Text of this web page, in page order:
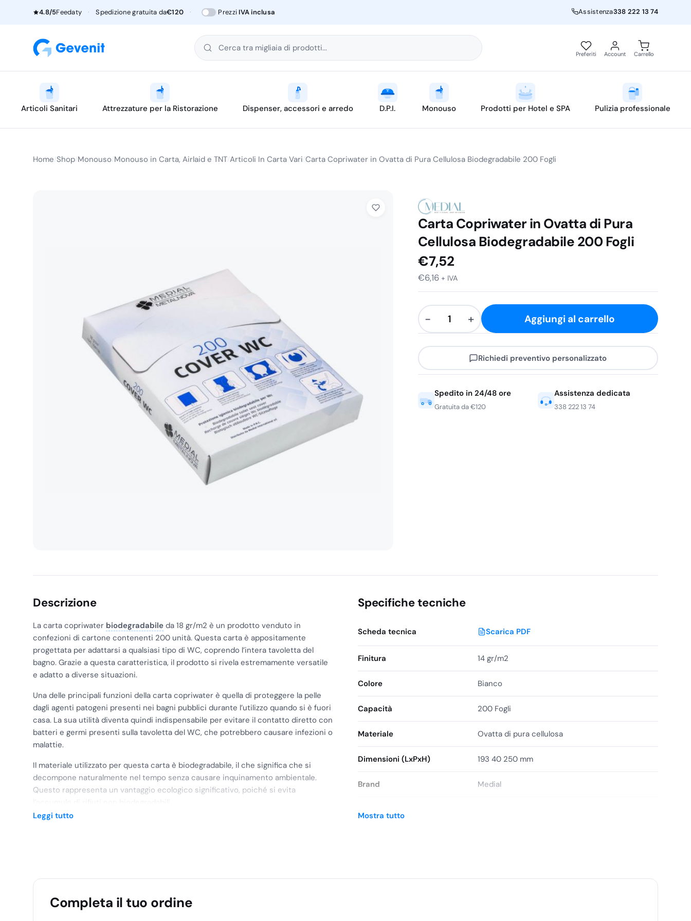
4.8/5Feedaty · Spedizione gratuita da€120 · Prezzi IVA inclusa Assistenza338 222 13 74
Cerca tra migliaia di prodotti...
Preferiti Account Carrello
Articoli Sanitari Attrezzature per la Ristorazione Dispenser, accessori e arredo D.P.I. Monouso Prodotti per Hotel e SPA Pulizia professionale
Home Shop Monouso Monouso in Carta, Airlaid e TNT Articoli In Carta Vari Carta Copriwater in Ovatta di Pura Cellulosa Biodegradabile 200 Fogli
Carta Copriwater in Ovatta di Pura
Cellulosa Biodegradabile 200 Fogli
€7,52
€6,16 + IVA
Carta
in
Ovatta
Pura
Cellulosa
− + Aggiungi al carrello
Richiedi preventivo personalizzato
Spedito in 24/48 ore
Gratuita da €120
Assistenza dedicata
338 222 13 74
Descrizione
La carta copriwater biodegradabile da 18 gr/m2 è un prodotto venduto in
confezioni di cartone contenenti 200 unità. Questa carta è appositamente
progettata per adattarsi a qualsiasi tipo di WC, coprendo l’intera tavoletta del
bagno. Grazie a questa caratteristica, il prodotto si rivela estremamente versatile
e adatto a diverse situazioni.
Una delle principali funzioni della carta copriwater è quella di proteggere la pelle
dagli agenti patogeni presenti nei bagni pubblici durante l’utilizzo quando si è fuori
casa. La sua utilità diventa quindi indispensabile per evitare il contatto diretto con
batteri e germi presenti sulla tavoletta del WC, che potrebbero causare infezioni o
malattie.
Il materiale utilizzato per questa carta è biodegradabile, il che significa che si
decompone naturalmente nel tempo senza causare inquinamento ambientale.
Questo rappresenta un vantaggio ecologico significativo, poiché si evita
La carta copriwater ha uno spessore di 18 gr/m2, che garantisce una buona
sufficiente di carta copriwater per un periodo prolungato di tempo, garantendo
frequente.
Leggi tutto
Specifiche tecniche
Scheda tecnica Scarica PDF
Finitura 14 gr/m2
Colore Bianco
Capacità 200 Fogli
Materiale Ovatta di pura cellulosa
Dimensioni (LxPxH) 193 40 250 mm
Brand Medial
Mostra tutto
Completa il tuo ordine